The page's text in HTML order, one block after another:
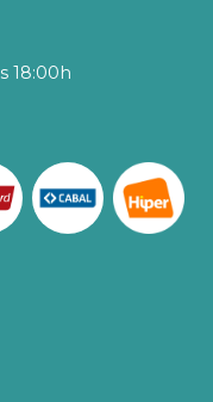
18:00h